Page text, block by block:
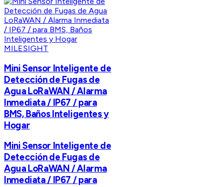
MILESIGHT
Mini Sensor Inteligente de
Detección de Fugas de
Agua LoRaWAN / Alarma
Inmediata / IP67 / para
BMS, Baños Inteligentes y
Hogar
Mini Sensor Inteligente de
Detección de Fugas de
Agua LoRaWAN / Alarma
Inmediata / IP67 / para